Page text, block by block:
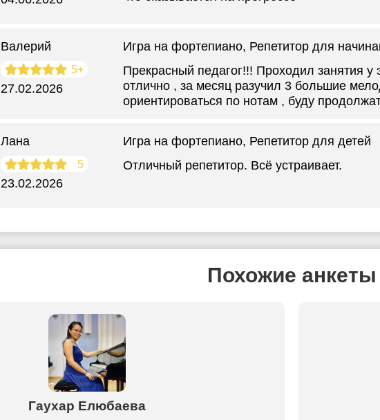
Валерий
5+
27.02.2026
Игра на фортепиано, Репетитор для
Прекрасный педагог!!! Проходил занятия у
отлично , за месяц разучил 3 большие
ориентироваться по нотам , буду
Лана
5
23.02.2026
Игра на фортепиано, Репетитор для детей
Отличный репетитор. Всё устраивает.
Похожие анкеты
Гаухар Елюбаева